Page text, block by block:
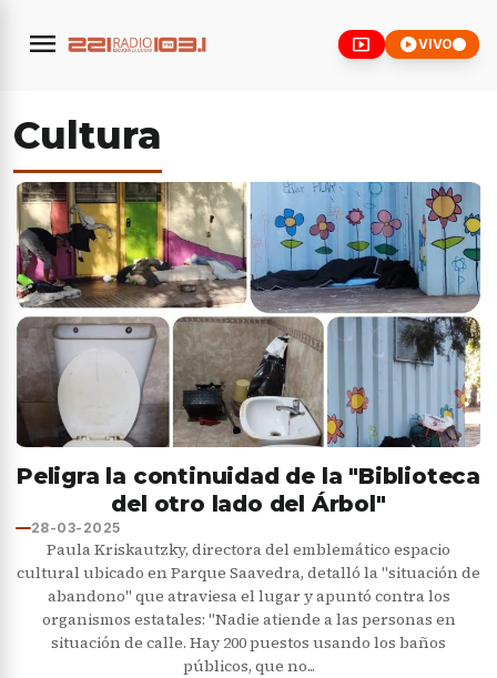
menu smart_display play_circleVIVO
Cultura
Peligra la continuidad de la "Biblioteca
del otro lado del Árbol"
28-03-2025
Paula Kriskautzky, directora del emblemático espacio
cultural ubicado en Parque Saavedra, detalló la "situación de
abandono" que atraviesa el lugar y apuntó contra los
organismos estatales: "Nadie atiende a las personas en
situación de calle. Hay 200 puestos usando los baños
públicos, que no...